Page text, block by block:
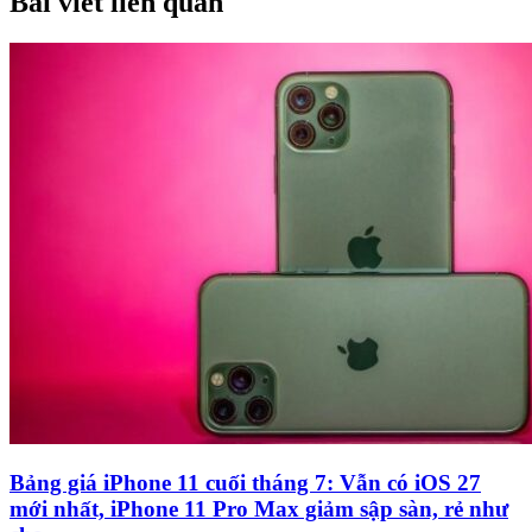
Bảng giá iPhone 11 cuối tháng 7: Vẫn có iOS 27
mới nhất, iPhone 11 Pro Max giảm sập sàn, rẻ như